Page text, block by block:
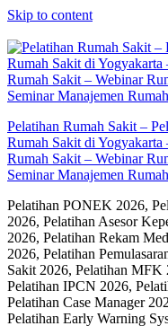
Skip to content
Pelatihan Rumah Sakit –
Rumah Sakit di
Rumah Sakit – Webinar
Seminar Manajemen
Pelatihan PONEK 2026,
2026, Pelatihan Asesor
2026, Pelatihan Rekam
2026, Pelatihan
Sakit 2026, Pelatihan MFK
Pelatihan IPCN 2026,
Pelatihan Case Manager
Pelatihan Early Warning